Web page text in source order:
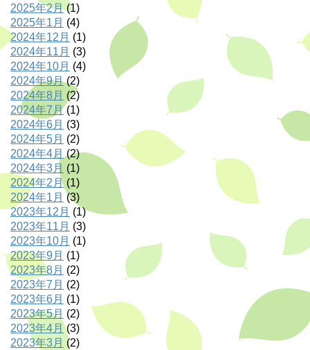
2025年2月(1)
2025年1月 (4)
2024年12月 (1)
2024年11月 (3)
2024年10月 (4)
2024年9月(2)
2024年8月 (2)
2024年7月(1)
2024年6月 (3)
2024年5月 (2)
2024年4月 (2)
2024年3月 (1)
2024年2月 (1)
2024年1月 (3)
2023年12月 (1)
2023年11月 (3)
2023年10月 (1)
2023年9月 (1)
2023年8月 (2)
2023年7月 (2)
2023年6月 (1)
2023年5月 (2)
2023年4月 (3)
2023年3月 (2)